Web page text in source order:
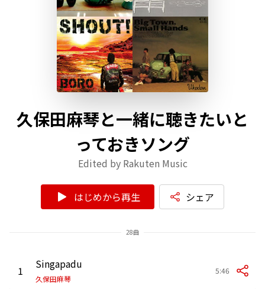
久保田麻琴と一緒に聴きたいと
っておきソング
Edited by Rakuten Music
はじめから再生 シェア
28曲
1 Singapadu
久保田麻琴
5:46